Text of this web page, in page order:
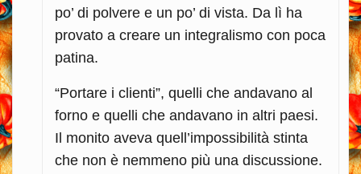
po’ di polvere e un po’ di vista. Da lì ha
provato a creare un integralismo con poca
patina.
“Portare i clienti”, quelli che andavano al
forno e quelli che andavano in altri paesi.
Il monito aveva quell’impossibilità stinta
che non è nemmeno più una discussione.